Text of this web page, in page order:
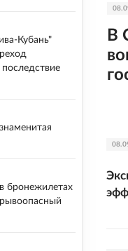
В
Кубань"
бронежилетах